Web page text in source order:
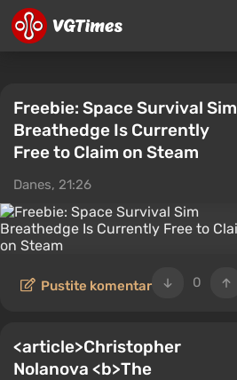
Freebie: Space Survival Sim
Breathedge Is Currently
Free to Claim on Steam
Danes, 21:26
0
Pustite komentar
<article>Christopher
Nolanova <b>The